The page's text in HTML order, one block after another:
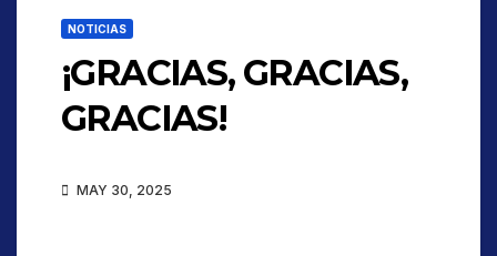
NOTICIAS
¡GRACIAS, GRACIAS,
GRACIAS!
MAY 30, 2025